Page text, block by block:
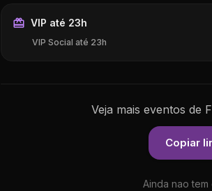
VIP até 23h
VIP Social até 23h
Veja mais eventos de
Copiar
Ainda nao tem